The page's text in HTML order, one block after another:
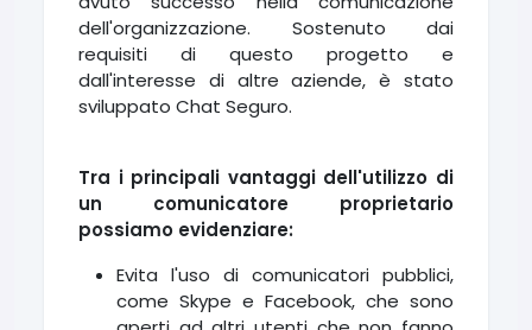
dell'organizzazione. Sostenuto dai
requisiti di questo progetto e
dall'interesse di altre aziende, è stato
sviluppato Chat Seguro.
Tra i principali vantaggi dell'utilizzo di
un comunicatore proprietario
possiamo evidenziare:
Evita l'uso di comunicatori pubblici,
come Skype e Facebook, che sono